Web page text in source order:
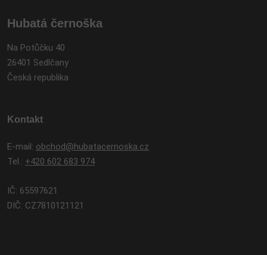
Hubatá černoška
Na Potůčku 40
26401 Sedlčany
Česká republika
Kontakt
E-mail: obchod@hubatacernoska.cz
Tel.: +420 602 683 974
IČ: 65597621
DIČ: CZ7810121121